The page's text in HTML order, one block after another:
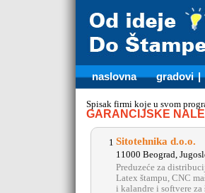
naslovna gradovi |
Spisak firmi koje u svom
GARANCIJSKE
1 Sitotehnika d.o.o.
11000 Beograd,
Preduzeće za
Latex štampu, CNC
i kalandre i softvere